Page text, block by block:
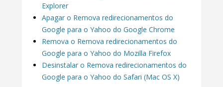
Explorer
Apagar o Remova redirecionamentos do
Google para o Yahoo do Google Chrome
Remova o Remova redirecionamentos do
Google para o Yahoo do Mozilla Firefox
Desinstalar o Remova redirecionamentos do
Google para o Yahoo do Safari (Mac OS X)